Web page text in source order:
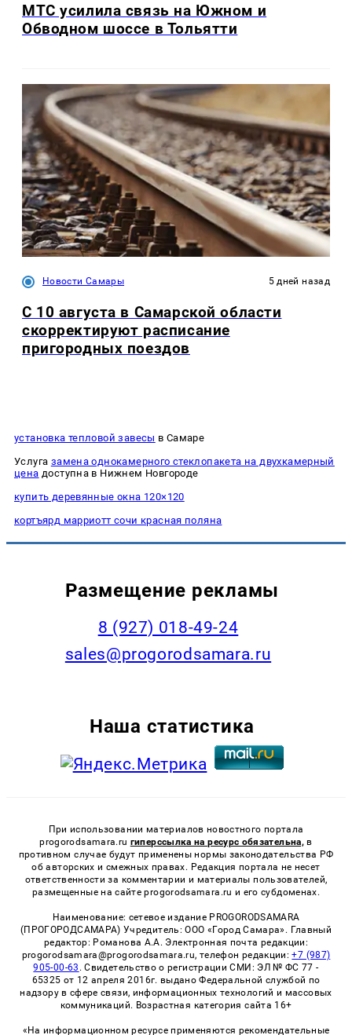
МТС усилила связь на Южном и
Обводном шоссе в Тольятти
Новости Самары 5 дней назад
С 10 августа в Самарской области
скорректируют расписание
пригородных поездов
установка тепловой завесы в Самаре
Услуга замена однокамерного стеклопакета на двухкамерный
цена доступна в Нижнем Новгороде
купить деревянные окна 120×120
кортъярд марриотт сочи красная поляна
Размещение рекламы
8 (927) 018-49-24
sales@progorodsamara.ru
Наша статистика
При использовании материалов новостного портала
progorodsamara.ru гиперссылка на ресурс обязательна, в
противном случае будут применены нормы законодательства РФ
об авторских и смежных правах. Редакция портала не несет
ответственности за комментарии и материалы пользователей,
размещенные на сайте progorodsamara.ru и его субдоменах.
Наименование: сетевое издание PROGORODSAMARA
(ПРОГОРОДСАМАРА) Учредитель: ООО «Город Самара». Главный
редактор: Романова А.А. Электронная почта редакции:
progorodsamara@progorodsamara.ru, телефон редакции:+7 (987)
905-00-63 . Свидетельство о регистрации СМИ: ЭЛ № ФС 77 -
65325 от 12 апреля 2016г. выдано Федеральной службой по
надзору в сфере связи, информационных технологий и массовых
коммуникаций. Возрастная категория сайта 16+
«На информационном ресурсе применяются рекомендательные